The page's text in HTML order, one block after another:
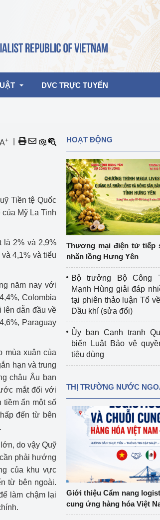
Lãnh đạo Bộ
chí
định kỹ thuật an toàn lao
quyền quản lý của
GCN đăng ký, hoạt
thiết bị, dụng cụ điện
trường không có nguy
sửa chữa chai chứa
luyện, bồi dưỡng
định kỹ thuật an toàn
lượng
DVC TRỰC TUYẾN
A+
Tiền tệ Quốc
Mỹ La Tinh
là 2% và 2,9%
4,1% và tiểu
năm nay với
Colombia
lên dẫn đầu về
Paraguay
mùa xuân của
hạn và trung
châu Âu ban
mắt đối với
tiềm ẩn một số
đến từ bên
do vậy Quỹ
phải hướng
của khu vực
từ bên ngoài.
làm chậm lại
HOẠT ĐỘNG
Thương mại điện tử tiếp
nhãn lồng Hưng Yên
Bộ trưởng Bộ Công
Mạnh Hùng giải đáp
tại phiên thảo luận Tổ
Dầu khí (sửa đổi)
Ủy ban Cạnh tranh
biến Luật Bảo vệ
tiêu dùng
THỊ TRƯỜNG NƯỚC
Giới thiệu Cẩm nang
cung ứng hàng hóa Việt